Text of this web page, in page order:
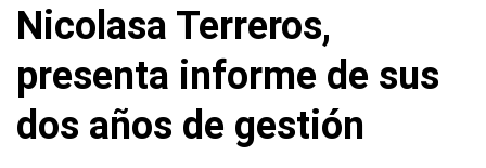
Nicolasa Terreros,
presenta informe de sus
dos años de gestión